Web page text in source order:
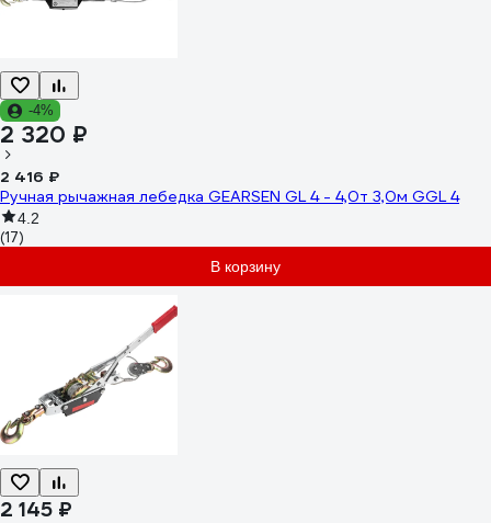
-4%
2 320 ₽
2 416 ₽
Ручная рычажная лебедка GEARSEN GL 4 - 4,0т 3,0м GGL 4
4.2
(17)
В корзину
2 145 ₽